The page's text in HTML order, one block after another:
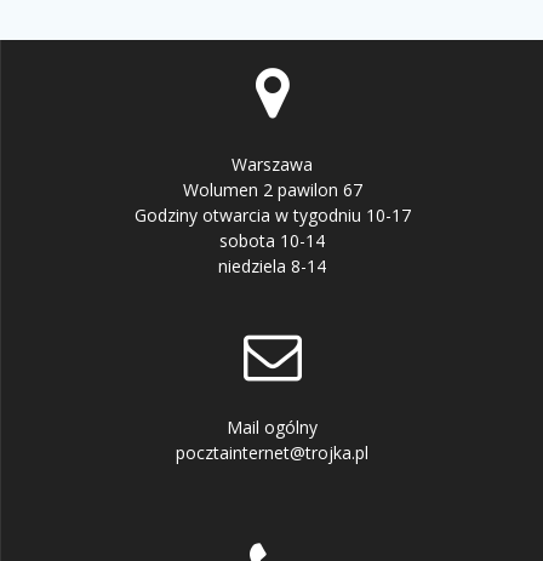
Warszawa
Wolumen 2 pawilon 67
Godziny otwarcia w tygodniu 10-17
sobota 10-14
niedziela 8-14
Mail ogólny
pocztainternet@trojka.pl